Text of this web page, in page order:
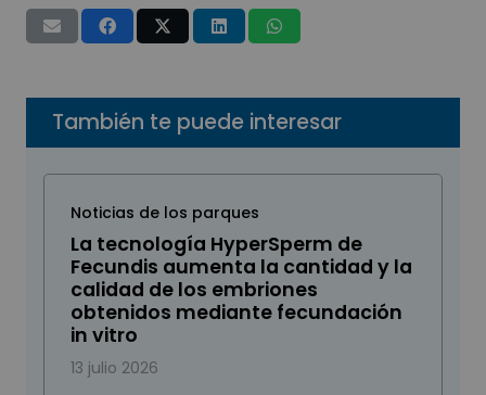
También te puede interesar
Noticias de los parques
La tecnología HyperSperm de
Fecundis aumenta la cantidad y la
calidad de los embriones
obtenidos mediante fecundación
in vitro
13 julio 2026